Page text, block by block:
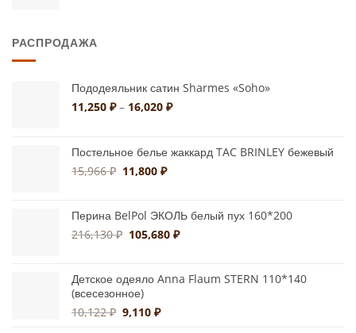
РАСПРОДАЖА
Пододеяльник сатин Sharmes «Soho»
11,250 ₽ – 16,020 ₽Диапазон
–
Постельное белье жаккард TAC BRINLEY бежевый
15,966₽ Первоначальная
15,966 ₽.
11,800₽Текущая
Перина BelPol ЭКОЛЬ белый пух 160*200
216,130₽ Первоначальная
216,130 ₽.
105,680₽Текущая
Детское одеяло Anna Flaum STERN 110*140
(всесезонное)
10,122₽ Первоначальная
9,110₽Текущая